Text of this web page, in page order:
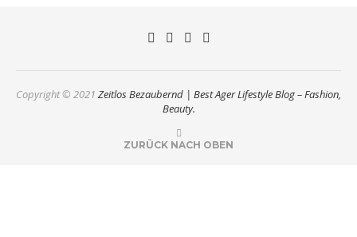
Copyright © 2021 Zeitlos Bezaubernd | Best Ager Lifestyle Blog – Fashion,
Beauty.
ZURÜCK NACH OBEN